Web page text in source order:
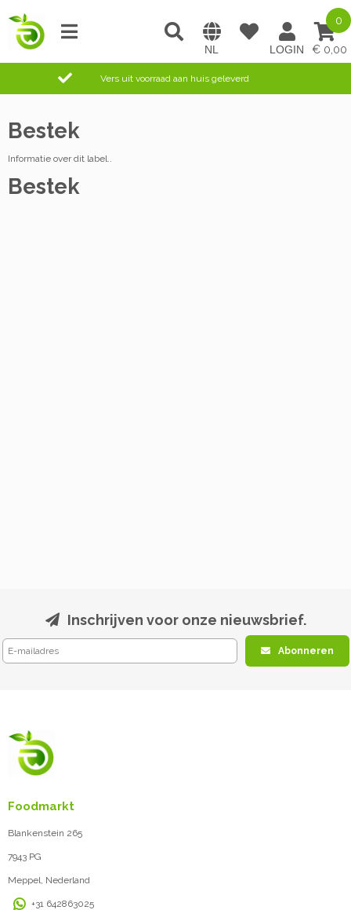
0,00
0
Vers uit voorraad aan huis geleverd
Bestek
Informatie over dit label..
Bestek
Inschrijven voor onze nieuwsbrief.
Abonneren
Foodmarkt
Blankenstein 265
7943 PG
Meppel, Nederland
+31 642863025